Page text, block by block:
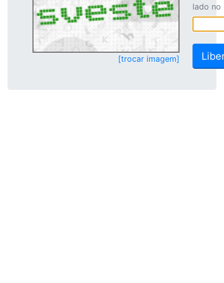
[trocar imagem]
lado no